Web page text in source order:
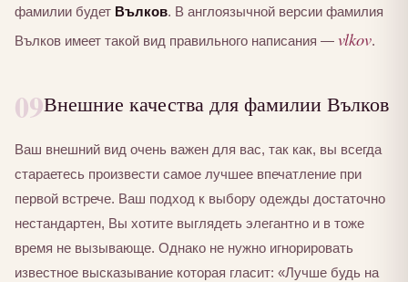
фамилии будет Вълков. В англоязычной версии фамилия
Вълков имеет такой вид правильного написания — vlkov.
09Внешние качества для фамилии Вълков
Ваш внешний вид очень важен для вас, так как, вы всегда
стараетесь произвести самое лучшее впечатление при
первой встрече. Ваш подход к выбору одежды достаточно
нестандартен, Вы хотите выглядеть элегантно и в тоже
время не вызывающе. Однако не нужно игнорировать
известное высказывание которая гласит: «Лучше будь на